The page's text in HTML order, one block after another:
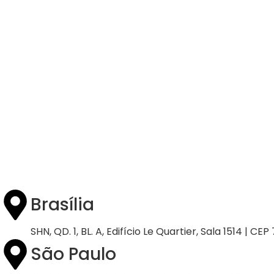
Brasília
SHN, QD. 1, BL. A, Edifício Le Quartier, Sala 1514 |
São Paulo